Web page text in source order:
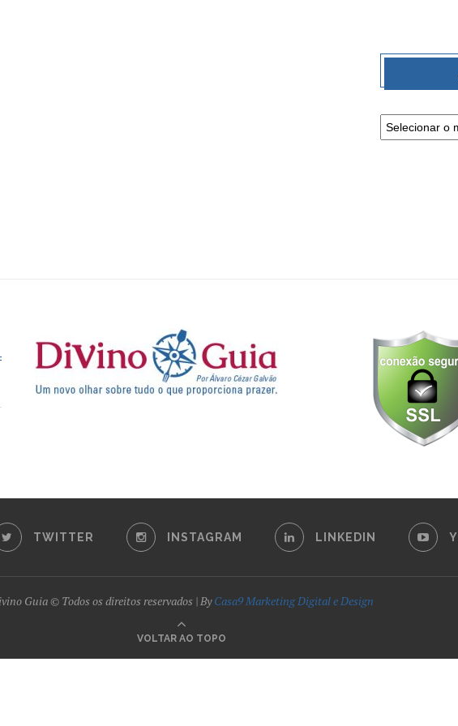
TWITTER INSTAGRAM LINKEDIN
Guia © Todos os direitos reservados | ByCasa9 Marketing Digital e Design
VOLTAR AO TOPO